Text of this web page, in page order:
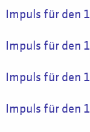
Impuls für den
Impuls für den
Impuls für den
Impuls für den